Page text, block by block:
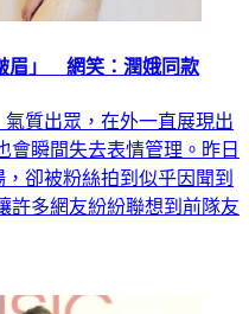
眉」 網笑：潤娥同款
氣質出眾，在外一直展現出
會瞬間失去表情管理。昨日
，卻被粉絲拍到似乎因聞到
許多網友紛紛聯想到前隊友